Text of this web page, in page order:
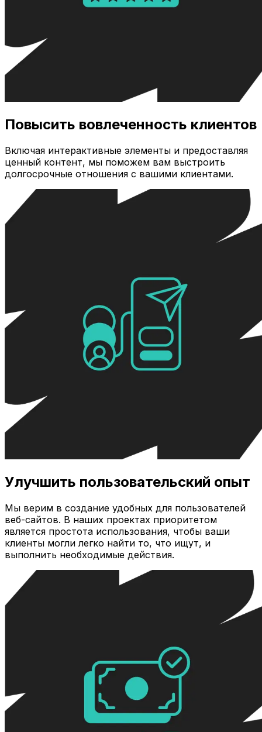
Повысить вовлеченность клиентов
Включая интерактивные элементы и предоставляя
ценный контент, мы поможем вам выстроить
долгосрочные отношения с вашими клиентами.
Улучшить пользовательский опыт
Мы верим в создание удобных для пользователей
веб-сайтов. В наших проектах приоритетом
является простота использования, чтобы ваши
клиенты могли легко найти то, что ищут, и
выполнить необходимые действия.